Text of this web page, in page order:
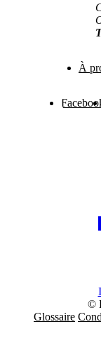
À
©
Glossaire